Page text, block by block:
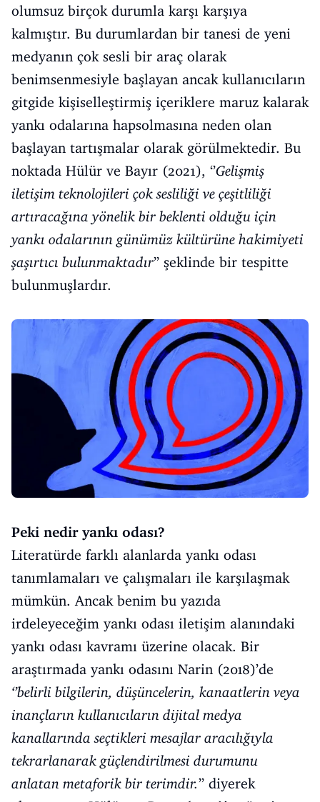
olumsuz birçok durumla karşı karşıya
kalmıştır. Bu durumlardan bir tanesi de yeni
medyanın çok sesli bir araç olarak
benimsenmesiyle başlayan ancak kullanıcıların
gitgide kişiselleştirmiş içeriklere maruz kalarak
yankı odalarına hapsolmasına neden olan
başlayan tartışmalar olarak görülmektedir. Bu
noktada Hülür ve Bayır (2021), ‘’Gelişmiş
iletişim teknolojileri çok sesliliği ve çeşitliliği
artıracağına yönelik bir beklenti olduğu için
yankı odalarının günümüz kültürüne hakimiyeti
şaşırtıcı bulunmaktadır’’ şeklinde bir tespitte
bulunmuşlardır.
Peki nedir yankı odası?
Literatürde farklı alanlarda yankı odası
tanımlamaları ve çalışmaları ile karşılaşmak
mümkün. Ancak benim bu yazıda
irdeleyeceğim yankı odası iletişim alanındaki
yankı odası kavramı üzerine olacak. Bir
araştırmada yankı odasını Narin (2018)’de
‘’belirli bilgilerin, düşüncelerin, kanaatlerin veya
inançların kullanıcıların dijital medya
kanallarında seçtikleri mesajlar aracılığıyla
tekrarlanarak güçlendirilmesi durumunu
anlatan metaforik bir terimdir.’’ diyerek